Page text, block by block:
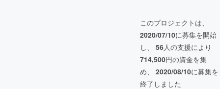
このプロジェクトは、
2020/07/10に募集を開始
し、 56人の支援により
714,500円の資金を集
め、 2020/08/10に募集を
終了しました